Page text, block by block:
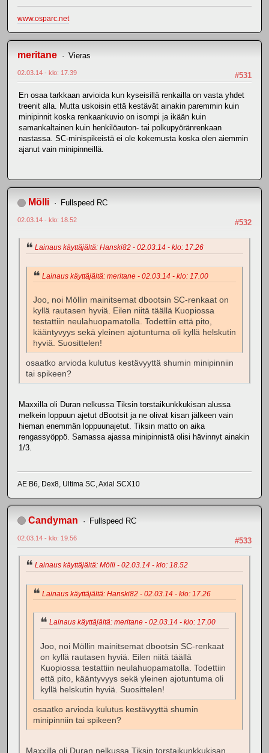
www.osparc.net
meritane Vieras
#531
02.03.14 - klo: 17.39
En osaa tarkkaan arvioida kun kyseisillä renkailla on vasta yhdet
treenit alla. Mutta uskoisin että kestävät ainakin paremmin kuin
minipinnit koska renkaankuvio on isompi ja ikään kuin
samankaltainen kuin henkilöauton- tai polkupyöränrenkaan
nastassa. SC-minispikeistä ei ole kokemusta koska olen aiemmin
ajanut vain minipinneillä.
Mölli Fullspeed RC
#532
02.03.14 - klo: 18.52
Lainaus käyttäjältä: Hanski82 - 02.03.14 - klo: 17.26
Lainaus käyttäjältä: meritane - 02.03.14 - klo: 17.00
Joo, noi Möllin mainitsemat dbootsin SC-renkaat on
kyllä rautasen hyviä. Eilen niitä täällä Kuopiossa
testattiin neulahuopamatolla. Todettiin että pito,
kääntyvyys sekä yleinen ajotuntuma oli kyllä helskutin
hyviä. Suosittelen!
osaatko arvioda kulutus kestävyyttä shumin minipinniin
tai spikeen?
Maxxilla oli Duran nelkussa Tiksin torstaikunkkukisan alussa
melkein loppuun ajetut dBootsit ja ne olivat kisan jälkeen vain
hieman enemmän loppuunajetut. Tiksin matto on aika
rengassyöppö. Samassa ajassa minipinnistä olisi hävinnyt ainakin
1/3.
AE B6, Dex8, Ultima SC, Axial SCX10
Candyman Fullspeed RC
#533
02.03.14 - klo: 19.56
Lainaus käyttäjältä: Mölli - 02.03.14 - klo: 18.52
Lainaus käyttäjältä: Hanski82 - 02.03.14 - klo: 17.26
Lainaus käyttäjältä: meritane - 02.03.14 - klo: 17.00
Joo, noi Möllin mainitsemat dbootsin SC-renkaat
on kyllä rautasen hyviä. Eilen niitä täällä
Kuopiossa testattiin neulahuopamatolla. Todettiin
että pito, kääntyvyys sekä yleinen ajotuntuma oli
kyllä helskutin hyviä. Suosittelen!
osaatko arvioda kulutus kestävyyttä shumin
minipinniin tai spikeen?
Maxxilla oli Duran nelkussa Tiksin torstaikunkkukisan